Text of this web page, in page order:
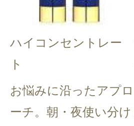
ハイコンセントレー
ト
お悩みに沿ったアプロ
ーチ。朝・夜使い分け